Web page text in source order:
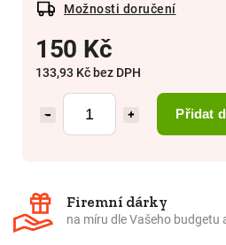
150 Kč
133,93 Kč bez DPH
+
− Přidat
Možnosti doručení
Firemní dárky
na míru dle Vašeho budgetu